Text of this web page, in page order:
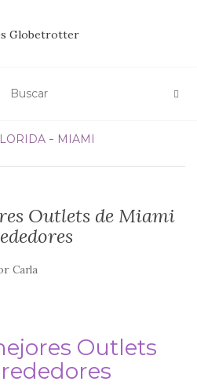
MIAMI
Outlets de Miami
Carla
Outlets